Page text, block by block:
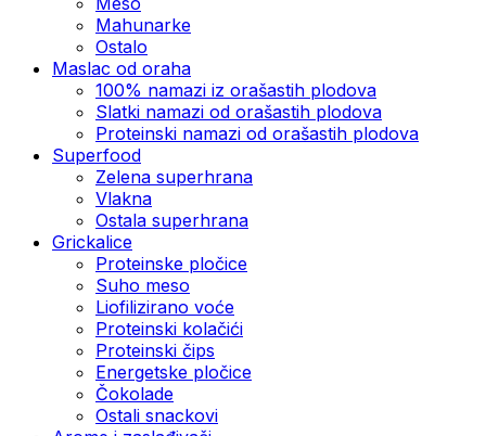
Mahunarke
Ostalo
Maslac od oraha
100% namazi iz orašastih plodova
Slatki namazi od orašastih plodova
Proteinski namazi od orašastih plodova
Superfood
Zelena superhrana
Vlakna
Ostala superhrana
Grickalice
Proteinske pločice
Suho meso
Liofilizirano voće
Proteinski kolačići
Proteinski čips
Energetske pločice
Čokolade
Ostali snackovi